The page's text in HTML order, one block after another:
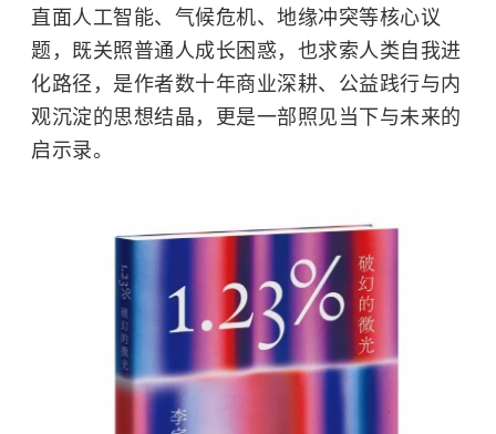
直面人工智能、气候危机、地缘冲突等核心议
题，既关照普通人成长困惑，也求索人类自我进
化路径，是作者数十年商业深耕、公益践行与内
观沉淀的思想结晶，更是一部照见当下与未来的
启示录。